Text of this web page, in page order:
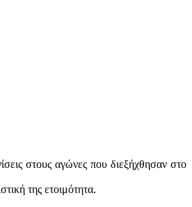
στους αγώνες που διεξήχθησαν στο
της ετοιμότητα.